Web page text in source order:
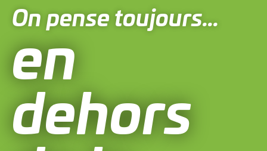
On pense toujours...
en
dehors